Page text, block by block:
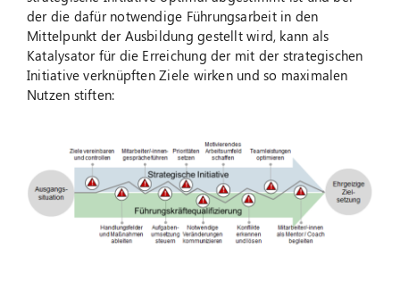
der die dafür notwendige Führungsarbeit in den
Mittelpunkt der Ausbildung gestellt wird, kann als
Katalysator für die Erreichung der mit der strategischen
Initiative verknüpften Ziele wirken und so maximalen
Nutzen stiften: